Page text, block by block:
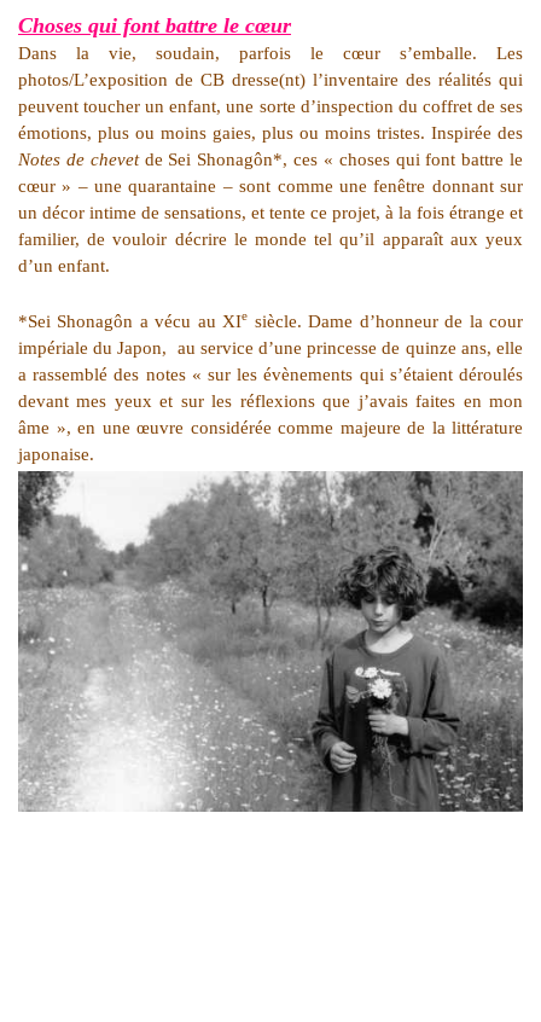
Choses qui font battre le cœur
Dans la vie, soudain, parfois le cœur s’emballe. Les
photos/L’exposition de CB dresse(nt) l’inventaire des réalités qui
peuvent toucher un enfant, une sorte d’inspection du coffret de ses
émotions, plus ou moins gaies, plus ou moins tristes. Inspirée des
Notes de chevetde Sei Shonagôn*, ces « choses qui font battre le
cœur » – une quarantaine – sont comme une fenêtre donnant sur
un décor intime de sensations, et tente ce projet, à la fois étrange et
familier, de vouloir décrire le monde tel qu’il apparaît aux yeux
d’un enfant.
*Sei Shonagôn a vécu au XIe siècle. Dame d’honneur de la cour
impériale du Japon, au service d’une princesse de quinze ans, elle
a rassemblé des notes « sur les évènements qui s’étaient déroulés
devant mes yeux et sur les réflexions que j’avais faites en mon
âme », en une œuvre considérée comme majeure de la littérature
japonaise.